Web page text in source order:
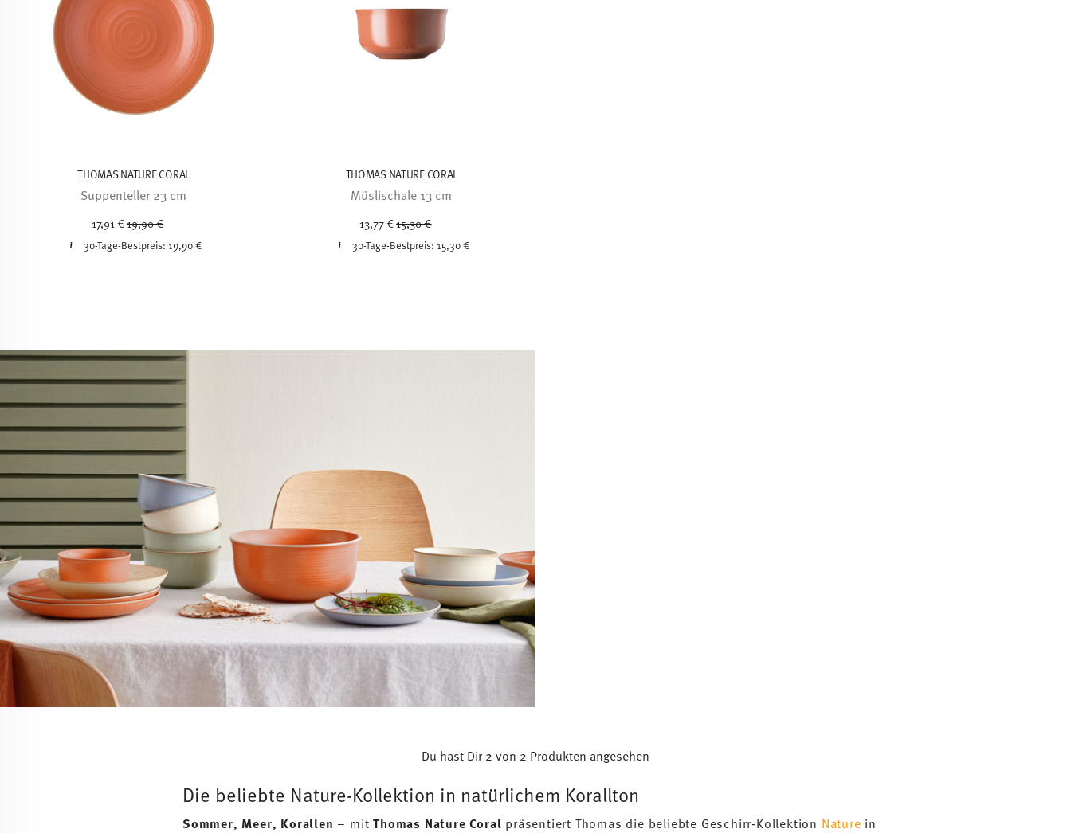
THOMAS NATURE CORAL
Suppenteller 23 cm
17,91 € Price reduced from
19,90 €
30-Tage-Bestpreis: 19,90 €
THOMAS NATURE CORAL
Müslischale 13 cm
13,77 € Price reduced from
15,30 €
30-Tage-Bestpreis: 15,30 €
Du hast Dir 2 von 2 Produkten angesehen
Die beliebte Nature-Kollektion in natürlichem Korallton
Sommer, Meer, Korallen – mitThomas Nature Coral präsentiert Thomas die beliebte Geschirr-Kollektion Nature in